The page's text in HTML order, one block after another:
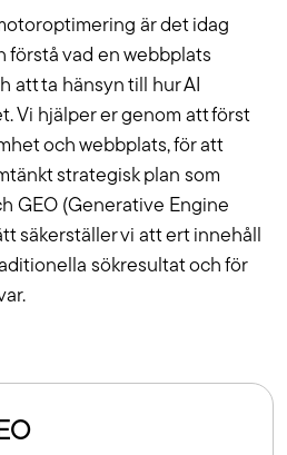
är det idag
förstå vad en webbplats
att ta hänsyn till hur AI
Vi hjälper er genom att först
och webbplats, för att
strategisk plan som
GEO (Generative Engine
säkerställer vi att ert innehåll
sökresultat och för